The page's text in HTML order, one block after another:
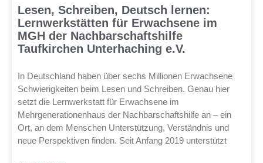
Lesen, Schreiben, Deutsch lernen:
Lernwerkstätten für Erwachsene im
MGH der Nachbarschaftshilfe
Taufkirchen Unterhaching e.V.
In Deutschland haben über sechs Millionen Erwachsene
Schwierigkeiten beim Lesen und Schreiben. Genau hier
setzt die Lernwerkstatt für Erwachsene im
Mehrgenerationenhaus der Nachbarschaftshilfe an – ein
Ort, an dem Menschen Unterstützung, Verständnis und
neue Perspektiven finden. Seit Anfang 2019 unterstützt